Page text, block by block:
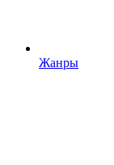
Жанры